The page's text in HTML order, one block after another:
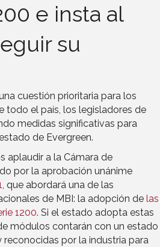
e insta al
su
cuestión prioritaria para los
todo el país, los legisladores de
medidas significativas para
de Evergreen.
aplaudir a la Cámara de
por la aprobación unánime
, que abordará una de las
de MBI: la adopción de las
1200. Si el estado adopta estas
módulos contarán con un estado
por la industria para